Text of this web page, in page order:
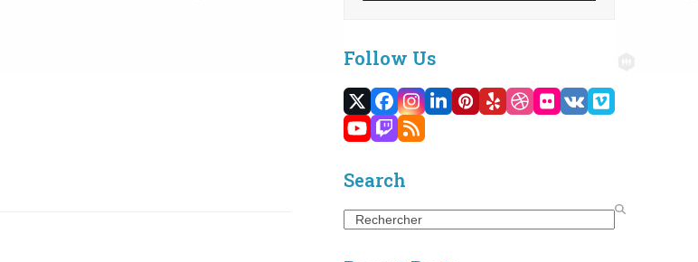
Follow Us
Twitter
(deprecated)
Facebook
Instagram
LinkedIn
Pinterest
YelpDribbble
Flickr
VKVimeo
YouTube
Twitch
RSS
Search
Search